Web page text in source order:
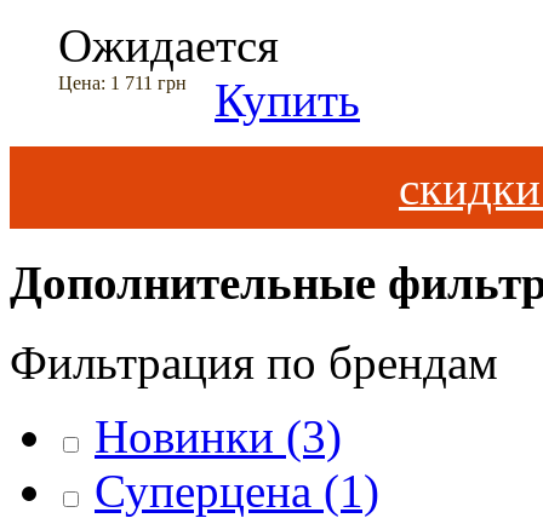
Ожидается
Цена: 1 711 грн
Купить
Дополнительные
Фильтрация по брендам
Новинки (3)
Суперцена (1)